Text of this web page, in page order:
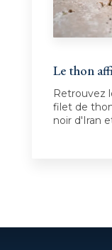
Le thon
Retrouvez
filet de
noir d'Iran